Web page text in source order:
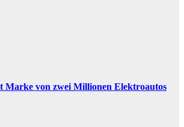
Marke von zwei Millionen Elektroautos